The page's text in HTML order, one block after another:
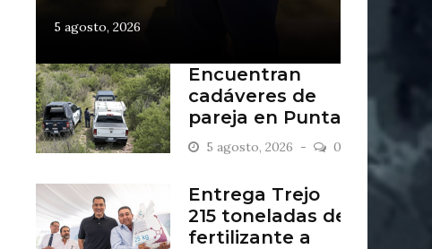
5 agosto, 2026
Encuentran
cadáveres de
pareja en Punta
del Sol
5 agosto, 2026 0
Entrega Trejo
215 toneladas de
fertilizante a